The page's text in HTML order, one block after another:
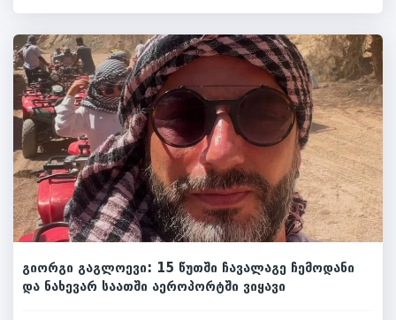
გიორგი გაგლოევი: 15 წუთში ჩავალაგე ჩემოდანი
და ნახევარ საათში აეროპორტში ვიყავი